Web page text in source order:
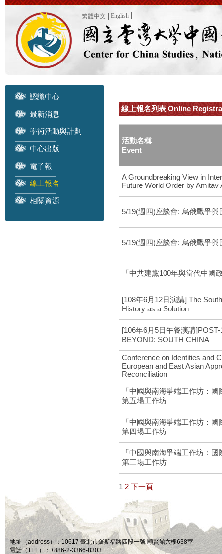
繁體中文 English
認識中心
最新消息
學術活動與計劃
中心出版
電子報
線上報名
相關資源
線上報名列表 Online
活動名稱
Event
A Groundbreaking View in
Future World Order by Amitav
5/19(週四)座談會: 烏俄戰爭
5/19(週四)座談會: 烏俄戰爭
「中共建黨100年與當代中國
[108年6月12日演講] The
History as a Solution
[106年6月5日午餐演講
BEYOND: SOUTH CHINA
Conference on Identities and
European and East Asian
Reconciliation
「中國與南海爭端工作坊：
第五場工作坊
「中國與南海爭端工作坊：
第四場工作坊
「中國與南海爭端工作坊：
第三場工作坊
1 2 下一頁
地址（address）：10617 臺北市羅斯福路四段一號 頤賢館六樓638室
電話（TEL）：+886-2-3366-8303